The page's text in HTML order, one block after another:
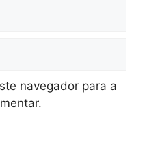
navegador para a